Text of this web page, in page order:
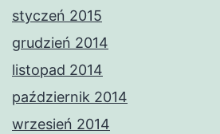
styczeń 2015
grudzień 2014
listopad 2014
październik 2014
wrzesień 2014